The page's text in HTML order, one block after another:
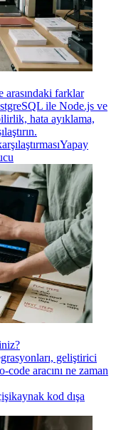
arasındaki farklar
ile Node.js ve
hata ayıklama,
Yapay
geliştirici
aracını ne zaman
kaynak kod dışa